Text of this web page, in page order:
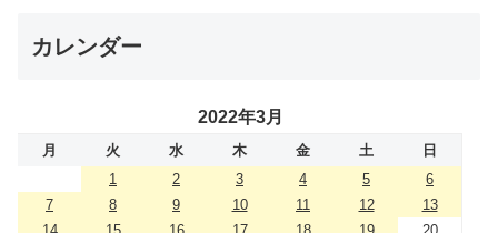
カレンダー
2022年3月
月 火 水 木 金 土
日
1
2 3 4 5
6
7
8 9 10 11 12
13